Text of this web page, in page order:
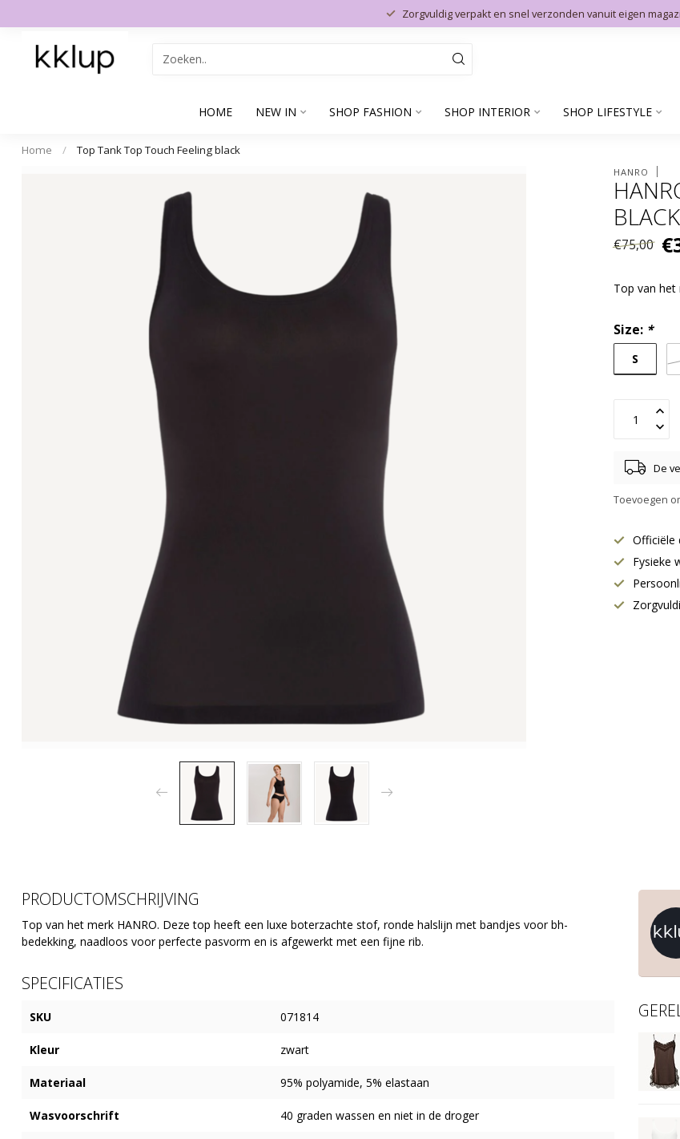
Zorgvuldig verpakt en snel verzonden vanuit eigen
HOME NEW IN SHOP FASHION SHOP INTERIOR SHOP LIFESTYLE
Home / Top Tank Top Touch Feeling black
HANRO
BLACK
€75,00
Top van het
Size: *
S
De
Toevoegen
Officiële
Fysieke
PRODUCTOMSCHRIJVING
Top van het merk HANRO. Deze top heeft een luxe boterzachte stof, ronde halslijn met bandjes voor bh-
bedekking, naadloos voor perfecte pasvorm en is afgewerkt met een fijne rib.
SPECIFICATIES
SKU 071814
Kleur zwart
Materiaal 95% polyamide, 5% elastaan
Wasvoorschrift 40 graden wassen en niet in de droger